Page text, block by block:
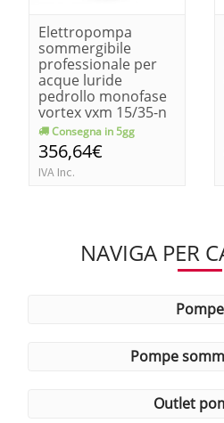
Elettropompa
sommergibile
professionale per
acque luride
pedrollo monofase
vortex vxm 15/35-n
kw 1.1-hp 1.5
Consegna in 5gg
356,64€
IVA Inc.
NAVIGA PER
pompe
pompe
outlet